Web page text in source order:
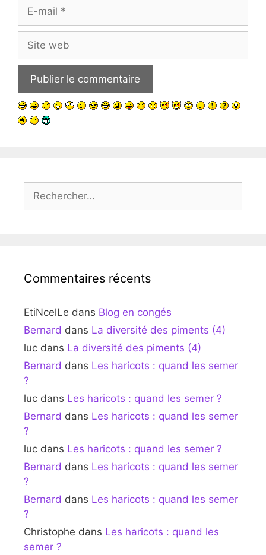
Site
web
Rechercher :
Commentaires récents
EtiNcelLe dans Blog en congés
Bernard dans La diversité des piments (4)
luc dans La diversité des piments (4)
Bernard dans Les haricots : quand les semer
?
luc dans Les haricots : quand les semer ?
Bernard dans Les haricots : quand les semer
?
luc dans Les haricots : quand les semer ?
Bernard dans Les haricots : quand les semer
?
Bernard dans Les haricots : quand les semer
?
Christophe dans Les haricots : quand les
semer ?